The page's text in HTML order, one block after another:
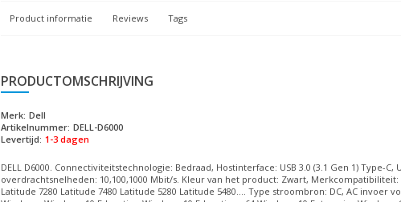
Product informatie Reviews Tags
PRODUCTOMSCHRIJVING
Merk: Dell
Artikelnummer: DELL-D6000
Levertijd: 1-3 dagen
DELL D6000. Connectiviteitstechnologie: Bedraad, Hostinterface: USB 3.0 (3.1 Gen 1) Type-
overdrachtsnelheden: 10,100,1000 Mbit/s. Kleur van het product: Zwart,
Latitude 7280 Latitude 7480 Latitude 5280 Latitude 5480.... Type stroombron: DC, AC invoer